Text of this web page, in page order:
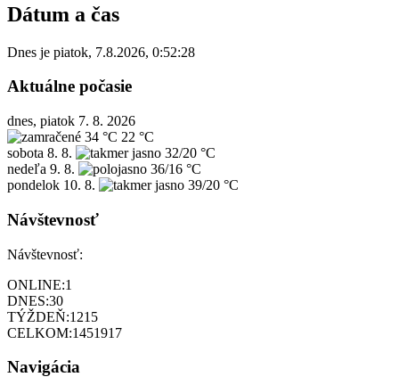
Dátum a čas
Dnes je piatok, 7.8.2026, 0:52:28
Aktuálne počasie
dnes, piatok 7. 8. 2026
34 °C 22 °C
sobota 8. 8.
32/20 °C
nedeľa 9. 8.
36/16 °C
pondelok 10. 8. 39/20 °C
Návštevnosť
Návštevnosť:
ONLINE:1
DNES:30
TÝŽDEŇ:1215
CELKOM:1451917
Navigácia